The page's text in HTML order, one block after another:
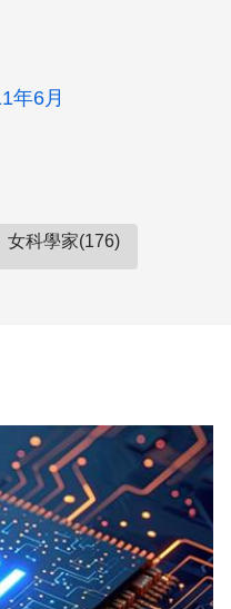
年6月
女科學家(176)